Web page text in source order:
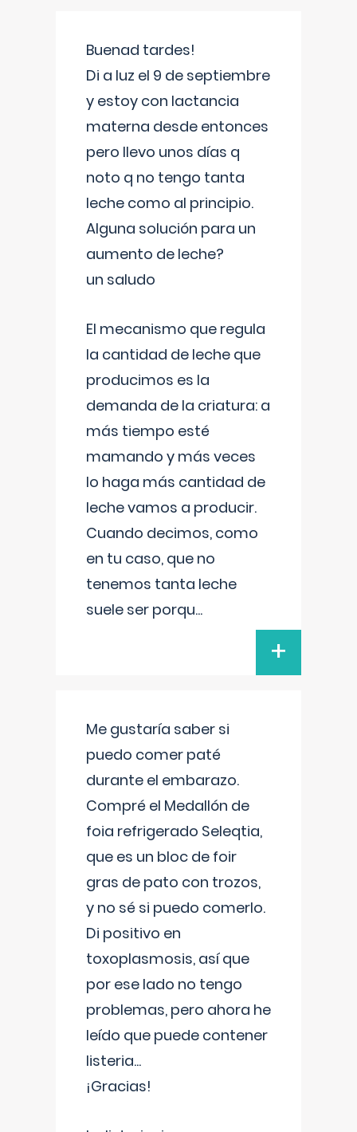
Buenad tardes!
Di a luz el 9 de septiembre
y estoy con lactancia
materna desde entonces
pero llevo unos días q
noto q no tengo tanta
leche como al principio.
Alguna solución para un
aumento de leche?
un saludo
El mecanismo que regula
la cantidad de leche que
producimos es la
demanda de la criatura: a
más tiempo esté
mamando y más veces
lo haga más cantidad de
leche vamos a producir.
Cuando decimos, como
en tu caso, que no
tenemos tanta leche
suele ser porqu...
+
Me gustaría saber si
puedo comer paté
durante el embarazo.
Compré el Medallón de
foia refrigerado Seleqtia,
que es un bloc de foir
gras de pato con trozos,
y no sé si puedo comerlo.
Di positivo en
toxoplasmosis, así que
por ese lado no tengo
problemas, pero ahora he
leído que puede contener
listeria...
¡Gracias!